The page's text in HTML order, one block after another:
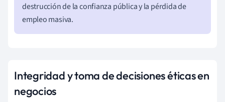
destrucción de la confianza pública y la pérdida de
empleo masiva.
Integridad y toma de decisiones éticas en
negocios